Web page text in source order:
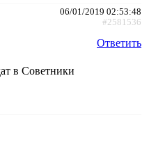
06/01/2019 02:53:48
#2581536
Ответить
в Советники